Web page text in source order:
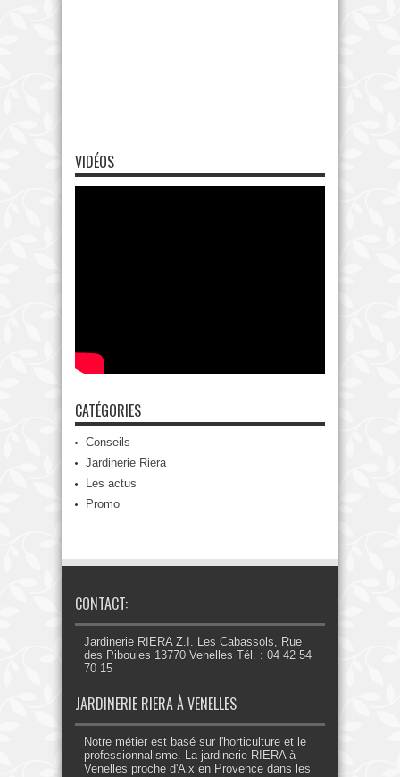
VIDÉOS
CATÉGORIES
Conseils
Jardinerie Riera
Les actus
Promo
CONTACT:
Jardinerie RIERA Z.I. Les Cabassols, Rue
des Piboules 13770 Venelles Tél. : 04 42 54
70 15
JARDINERIE RIERA À VENELLES
Notre métier est basé sur l'horticulture et le
professionnalisme. La jardinerie RIERA à
Venelles proche d'Aix en Provence dans les